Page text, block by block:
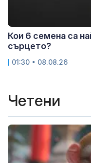
Кои 6 семена са
сърцето?
01:30 • 08.08.26
Четени